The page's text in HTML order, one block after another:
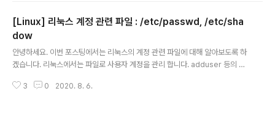
GTERM 시그널을 사용 합니다. 사용 가능한 시그널은 다음과 같습니다. 사용
할 수 있는 시그널 및 시그널 번호는 kill -l 명령어를 통해 확인 가능 합니다. - S
IGHUP (1) : 로그아웃 등의 접속을 ..
[Linux] 리눅스 계정 관련 파일 : /etc/passwd, /etc/sha
dow
안녕하세요. 이번 포스팅에서는 리눅스의 계정 관련 파일에 대해 알아보도록 하
겠습니다. 리눅스에서는 파일로 사용자 계정을 관리 합니다. adduser 등의 명
tc/passwd 파일을 통해 계정을 관리하고, /etc/shadow 파일을 통해 패스워
3 0 2020. 8. 6.